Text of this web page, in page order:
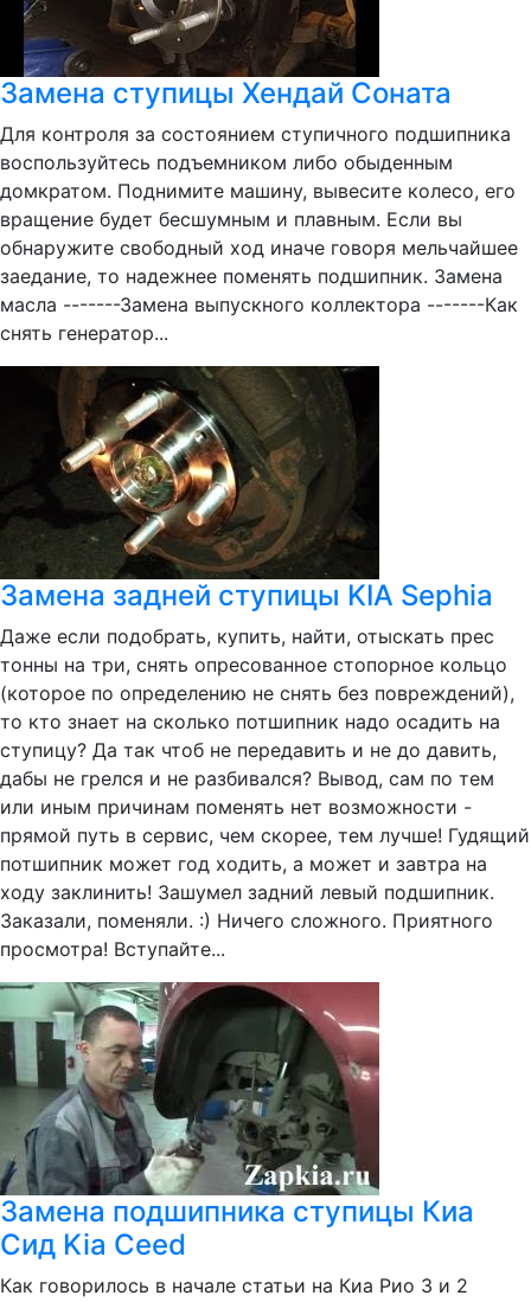
Замена ступицы Хендай Соната
Для контроля за состоянием ступичного подшипника
воспользуйтесь подъемником либо обыденным
домкратом. Поднимите машину, вывесите колесо, его
вращение будет бесшумным и плавным. Если вы
обнаружите свободный ход иначе говоря мельчайшее
заедание, то надежнее поменять подшипник. Замена
масла -------Замена выпускного коллектора -------Как
снять генератор...
Замена задней ступицы KIA Sephia
Даже если подобрать, купить, найти, отыскать прес
тонны на три, снять опресованное стопорное кольцо
(которое по определению не снять без повреждений),
то кто знает на сколько потшипник надо осадить на
ступицу? Да так чтоб не передавить и не до давить,
дабы не грелся и не разбивался? Вывод, сам по тем
или иным причинам поменять нет возможности -
прямой путь в сервис, чем скорее, тем лучше! Гудящий
потшипник может год ходить, а может и завтра на
ходу заклинить! Зашумел задний левый подшипник.
Заказали, поменяли. :) Ничего сложного. Приятного
просмотра! Вступайте...
Замена подшипника ступицы Киа
Сид Kia Ceed
Как говорилось в начале статьи на Киа Рио 3 и 2